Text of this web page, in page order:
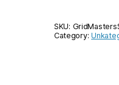
SKU:
Category: